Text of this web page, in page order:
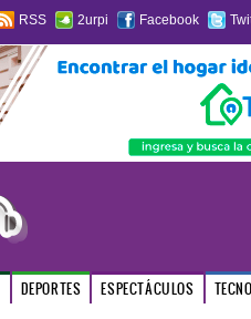
RSS 2urpi Facebook
DEPORTES ESPECTÁCULOS